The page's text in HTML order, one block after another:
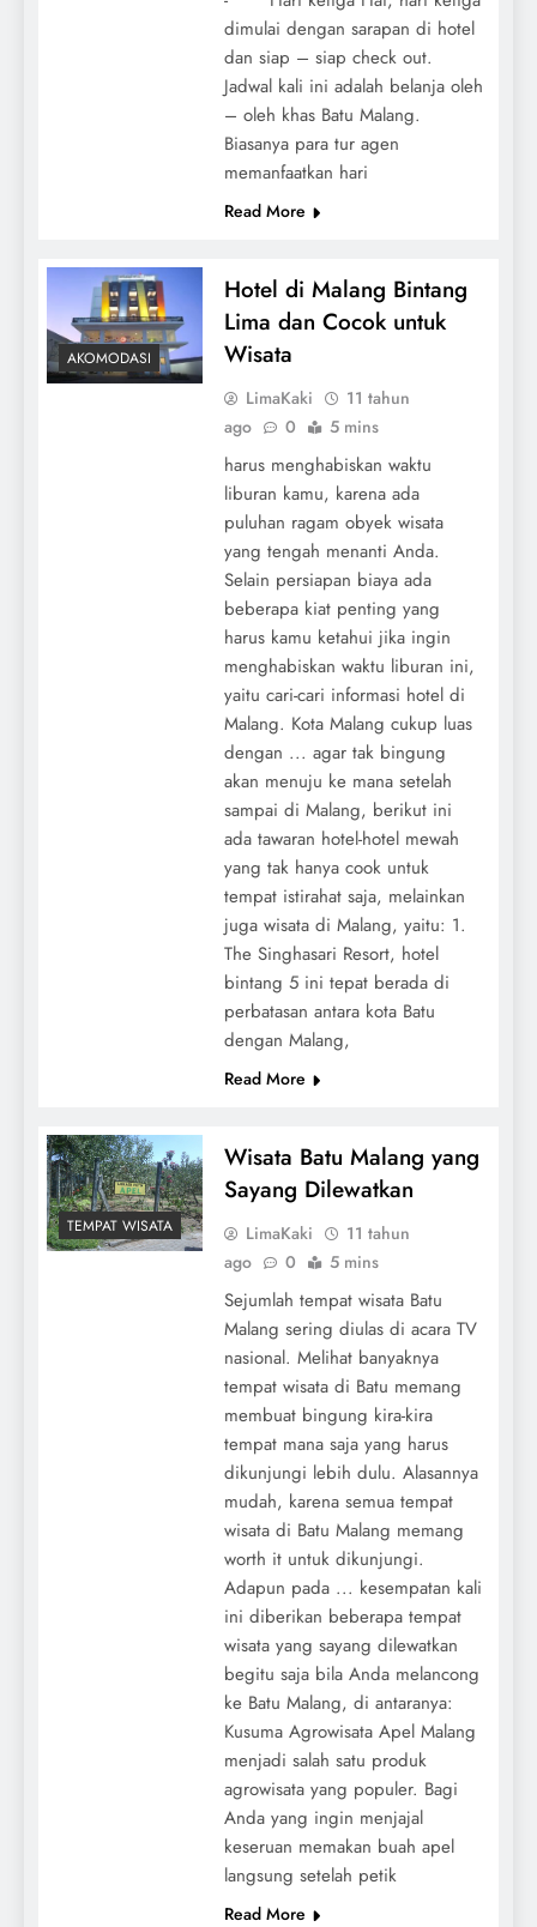
dimulai dengan sarapan di hotel
dan siap – siap check out.
Jadwal kali ini adalah belanja oleh
– oleh khas Batu Malang.
Biasanya para tur agen
memanfaatkan hari
Read More
AKOMODASI
Hotel di Malang Bintang
Lima dan Cocok untuk
Wisata
LimaKaki
11 tahun
ago
0 5 mins
harus menghabiskan waktu
liburan kamu, karena ada
puluhan ragam obyek wisata
yang tengah menanti Anda.
Selain persiapan biaya ada
beberapa kiat penting yang
harus kamu ketahui jika ingin
menghabiskan waktu liburan ini,
yaitu cari-cari informasi hotel di
Malang. Kota Malang cukup luas
dengan ... agar tak bingung
akan menuju ke mana setelah
sampai di Malang, berikut ini
ada tawaran hotel-hotel mewah
yang tak hanya cook untuk
tempat istirahat saja, melainkan
juga wisata di Malang, yaitu: 1.
The Singhasari Resort, hotel
bintang 5 ini tepat berada di
perbatasan antara kota Batu
dengan Malang,
Read More
TEMPAT WISATA
Wisata Batu Malang yang
Sayang Dilewatkan
LimaKaki
11 tahun
ago
0 5 mins
Sejumlah tempat wisata Batu
Malang sering diulas di acara TV
nasional. Melihat banyaknya
tempat wisata di Batu memang
membuat bingung kira-kira
tempat mana saja yang harus
dikunjungi lebih dulu. Alasannya
mudah, karena semua tempat
wisata di Batu Malang memang
worth it untuk dikunjungi.
Adapun pada ... kesempatan kali
ini diberikan beberapa tempat
wisata yang sayang dilewatkan
begitu saja bila Anda melancong
ke Batu Malang, di antaranya:
Kusuma Agrowisata Apel Malang
menjadi salah satu produk
agrowisata yang populer. Bagi
Anda yang ingin menjajal
keseruan memakan buah apel
langsung setelah petik
Read More